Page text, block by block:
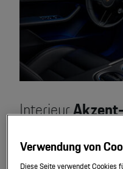
Interieur
Mit 14-Wege Komfortsitze
Verwendung von